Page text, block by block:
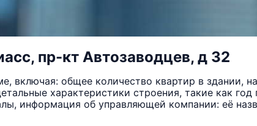
пр-кт Автозаводцев, д 32
включая: общее количество квартир в здании,
характеристики строения, такие как год
информация об управляющей компании: её